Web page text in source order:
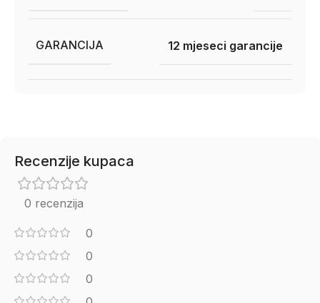
GARANCIJA 12 mjeseci garancije
Recenzije kupaca
0 recenzija
0
0
0